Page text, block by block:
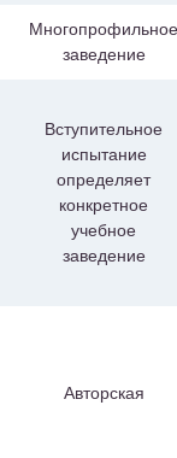
Многопрофильное
заведение
Вступительное
испытание
определяет
конкретное
учебное
заведение
Авторская